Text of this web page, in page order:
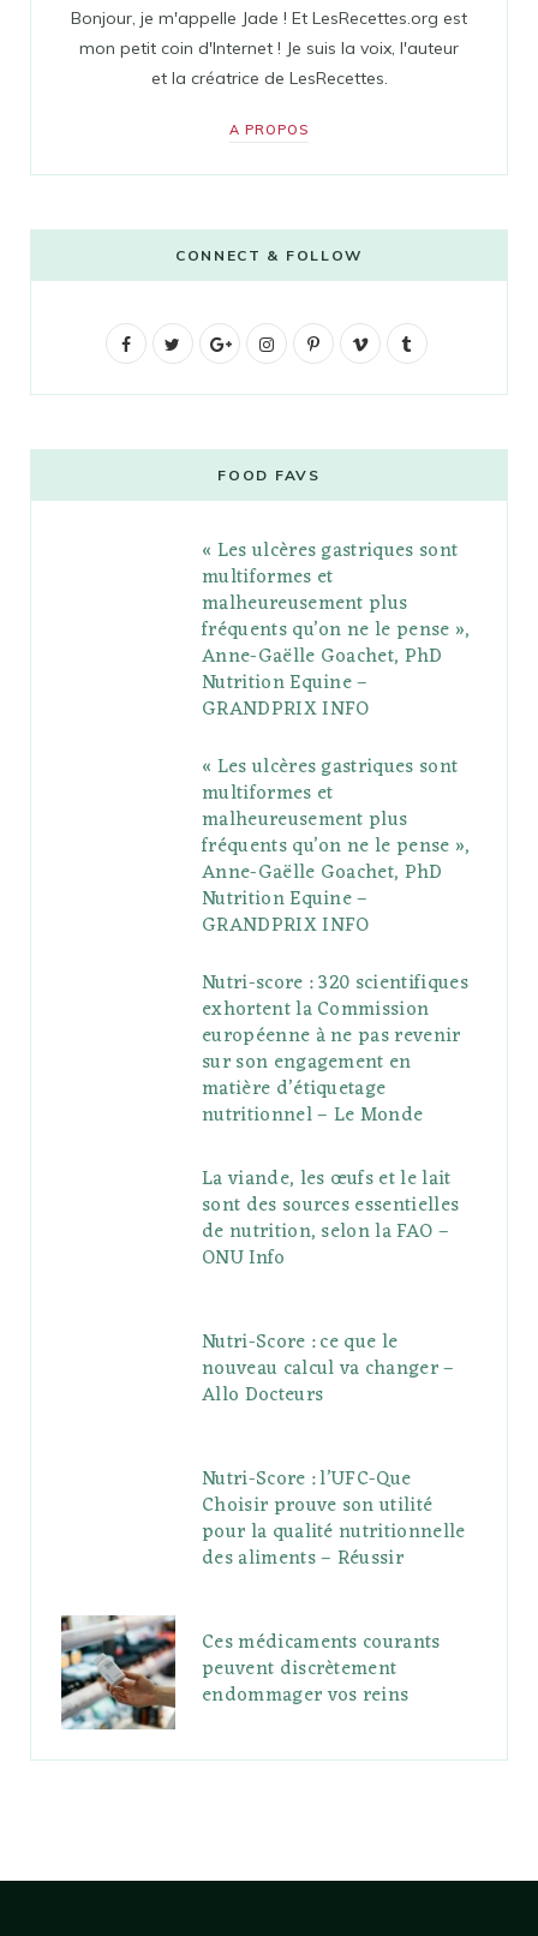
Bonjour, je m'appelle Jade ! Et LesRecettes.org est
mon petit coin d'Internet ! Je suis la voix, l'auteur
et la créatrice de LesRecettes.
A PROPOS
CONNECT & FOLLOW
F
b
t
G
g
l
e
P
l
s
I
t
a
g
r
a
m
P
e
r
e
s
V
o
l
r
FOOD FAVS
« Les ulcères gastriques sont
multiformes et
malheureusement plus
fréquents qu’on ne le pense »,
Anne-Gaëlle Goachet, PhD
Nutrition Equine –
GRANDPRIX INFO
« Les ulcères gastriques sont
multiformes et
malheureusement plus
fréquents qu’on ne le pense »,
Anne-Gaëlle Goachet, PhD
Nutrition Equine –
GRANDPRIX INFO
Nutri-score : 320 scientifiques
exhortent la Commission
européenne à ne pas revenir
sur son engagement en
matière d’étiquetage
nutritionnel – Le Monde
La viande, les œufs et le lait
sont des sources essentielles
de nutrition, selon la FAO –
ONU Info
Nutri-Score : ce que le
nouveau calcul va changer –
Allo Docteurs
Nutri-Score : l’UFC-Que
Choisir prouve son utilité
pour la qualité nutritionnelle
des aliments – Réussir
Ces médicaments courants
peuvent discrètement
endommager vos reins